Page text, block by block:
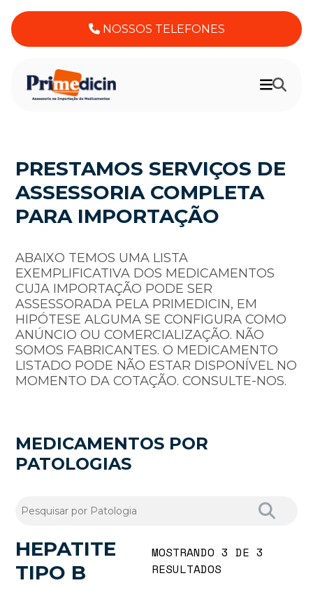
NOSSOS TELEFONES
PRESTAMOS SERVIÇOS DE
ASSESSORIA COMPLETA
PARA IMPORTAÇÃO
ABAIXO TEMOS UMA LISTA
EXEMPLIFICATIVA DOS MEDICAMENTOS
CUJA IMPORTAÇÃO PODE SER
ASSESSORADA PELA PRIMEDICIN, EM
HIPÓTESE ALGUMA SE CONFIGURA COMO
ANÚNCIO OU COMERCIALIZAÇÃO. NÃO
SOMOS FABRICANTES. O MEDICAMENTO
LISTADO PODE NÃO ESTAR DISPONÍVEL NO
MOMENTO DA COTAÇÃO. CONSULTE-NOS.
MEDICAMENTOS POR
PATOLOGIAS
HEPATITE
TIPO B
MOSTRANDO 3 DE 3
RESULTADOS